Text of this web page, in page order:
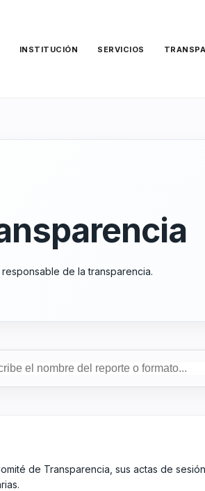
INSTITUCIÓN SERVICIOS
de la transparencia.
de Transparencia, sus actas de sesión,